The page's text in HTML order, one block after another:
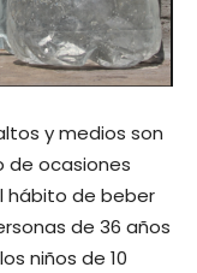
y medios son
de ocasiones
hábito de beber
de 36 años
niños de 10